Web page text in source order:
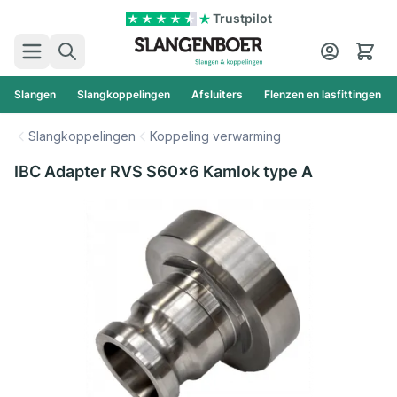
Trustpilot
Zoek
Cart
Slangen Slangkoppelingen Afsluiters Flenzen en lasfittingen
Slangkoppelingen Koppeling verwarming
IBC Adapter RVS S60x6 Kamlok type A